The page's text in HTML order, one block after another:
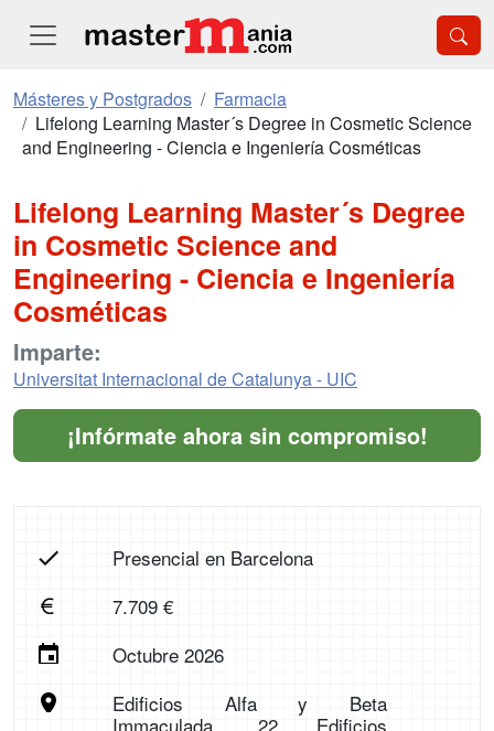
Másteres y Postgrados
Farmacia
Lifelong Learning Master´s Degree in Cosmetic Science
and Engineering - Ciencia e Ingeniería Cosméticas
Lifelong Learning Master´s Degree
in Cosmetic Science and
Engineering - Ciencia e Ingeniería
Cosméticas
Imparte:
Universitat Internacional de Catalunya - UIC
¡Infórmate ahora sin compromiso!
Presencial en Barcelona
7.709 €
Octubre 2026
Edificios Alfa y Beta
Immaculada, 22 Edificios